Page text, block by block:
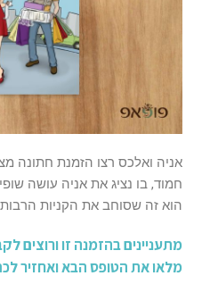
אניה ואלכס רצו הזמנת חתונה
חמוד, בו נציג את אניה עושה
הוא זה שסוחב את הקניות
מתעניינים בהזמנה זו ורוצים
מלאו את הטופס הבא ואחזיר